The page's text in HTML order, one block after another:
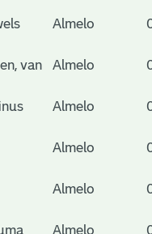
Almelo
van Almelo
Almelo
Almelo
Almelo
Almelo